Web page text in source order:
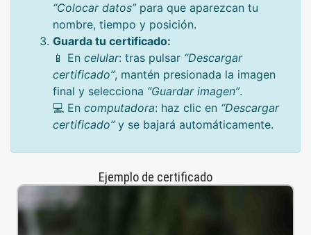
“Colocar datos”para que aparezcan tu
nombre, tiempo y posición.
Guarda tu certificado:
📱 En celular: tras pulsar “Descargar
certificado”, mantén presionada la imagen
final y selecciona “Guardar imagen”.
💻 En computadora: haz clic en “Descargar
certificado”y se bajará automáticamente.
Ejemplo de certificado